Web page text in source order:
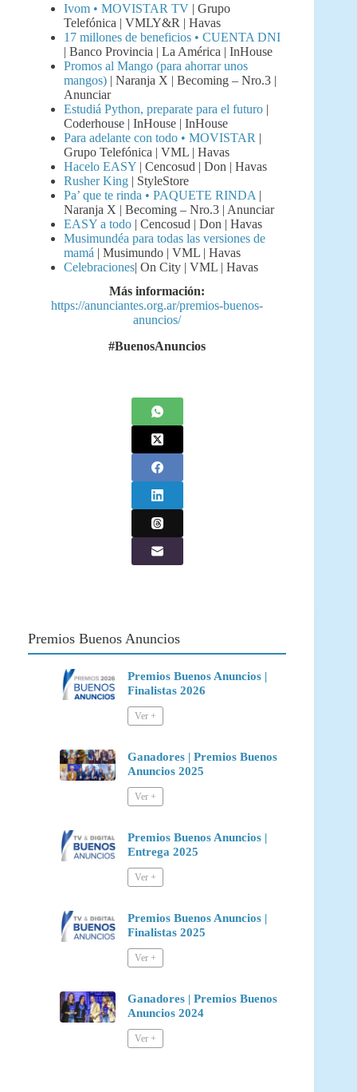
Ivom • MOVISTAR TV | Grupo
Telefónica | VMLY&R | Havas
17 millones de beneficios • CUENTA DNI
| Banco Provincia | La América | InHouse
Promos al Mango (para ahorrar unos
mangos) | Naranja X | Becoming – Nro.3 |
Anunciar
Estudiá Python, preparate para el futuro |
Coderhouse | InHouse | InHouse
Para adelante con todo • MOVISTAR |
Grupo Telefónica | VML | Havas
Hacelo EASY | Cencosud | Don | Havas
Rusher King | StyleStore
Pa’ que te rinda • PAQUETE RINDA |
Naranja X | Becoming – Nro.3 | Anunciar
EASY a todo | Cencosud | Don | Havas
Musimundéa para todas las versiones de
mamá | Musimundo | VML | Havas
Celebraciones| On City | VML | Havas
Más información:
https://anunciantes.org.ar/premios-buenos-
anuncios/
#BuenosAnuncios
Premios Buenos Anuncios
Premios Buenos Anuncios |
Finalistas 2026
Ganadores | Premios Buenos
Anuncios 2025
Premios Buenos Anuncios |
Entrega 2025
Premios Buenos Anuncios |
Finalistas 2025
Ganadores | Premios Buenos
Anuncios 2024